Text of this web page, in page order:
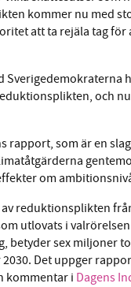
kommer nu med
att ta rejäla tag för
Sverigedemokraterna
och
rapport, som är en
om
reduktionsplikten
utlovats i
betyder sex miljoner
Det uppger
kommentar i Dagens